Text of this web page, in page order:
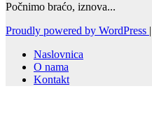
Počnimo braćo, iznova...
Proudly powered by WordPress |
Naslovnica
O nama
Kontakt